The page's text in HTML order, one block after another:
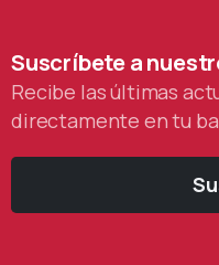
Suscríbetea
Recibe las últimas
directamente en tu